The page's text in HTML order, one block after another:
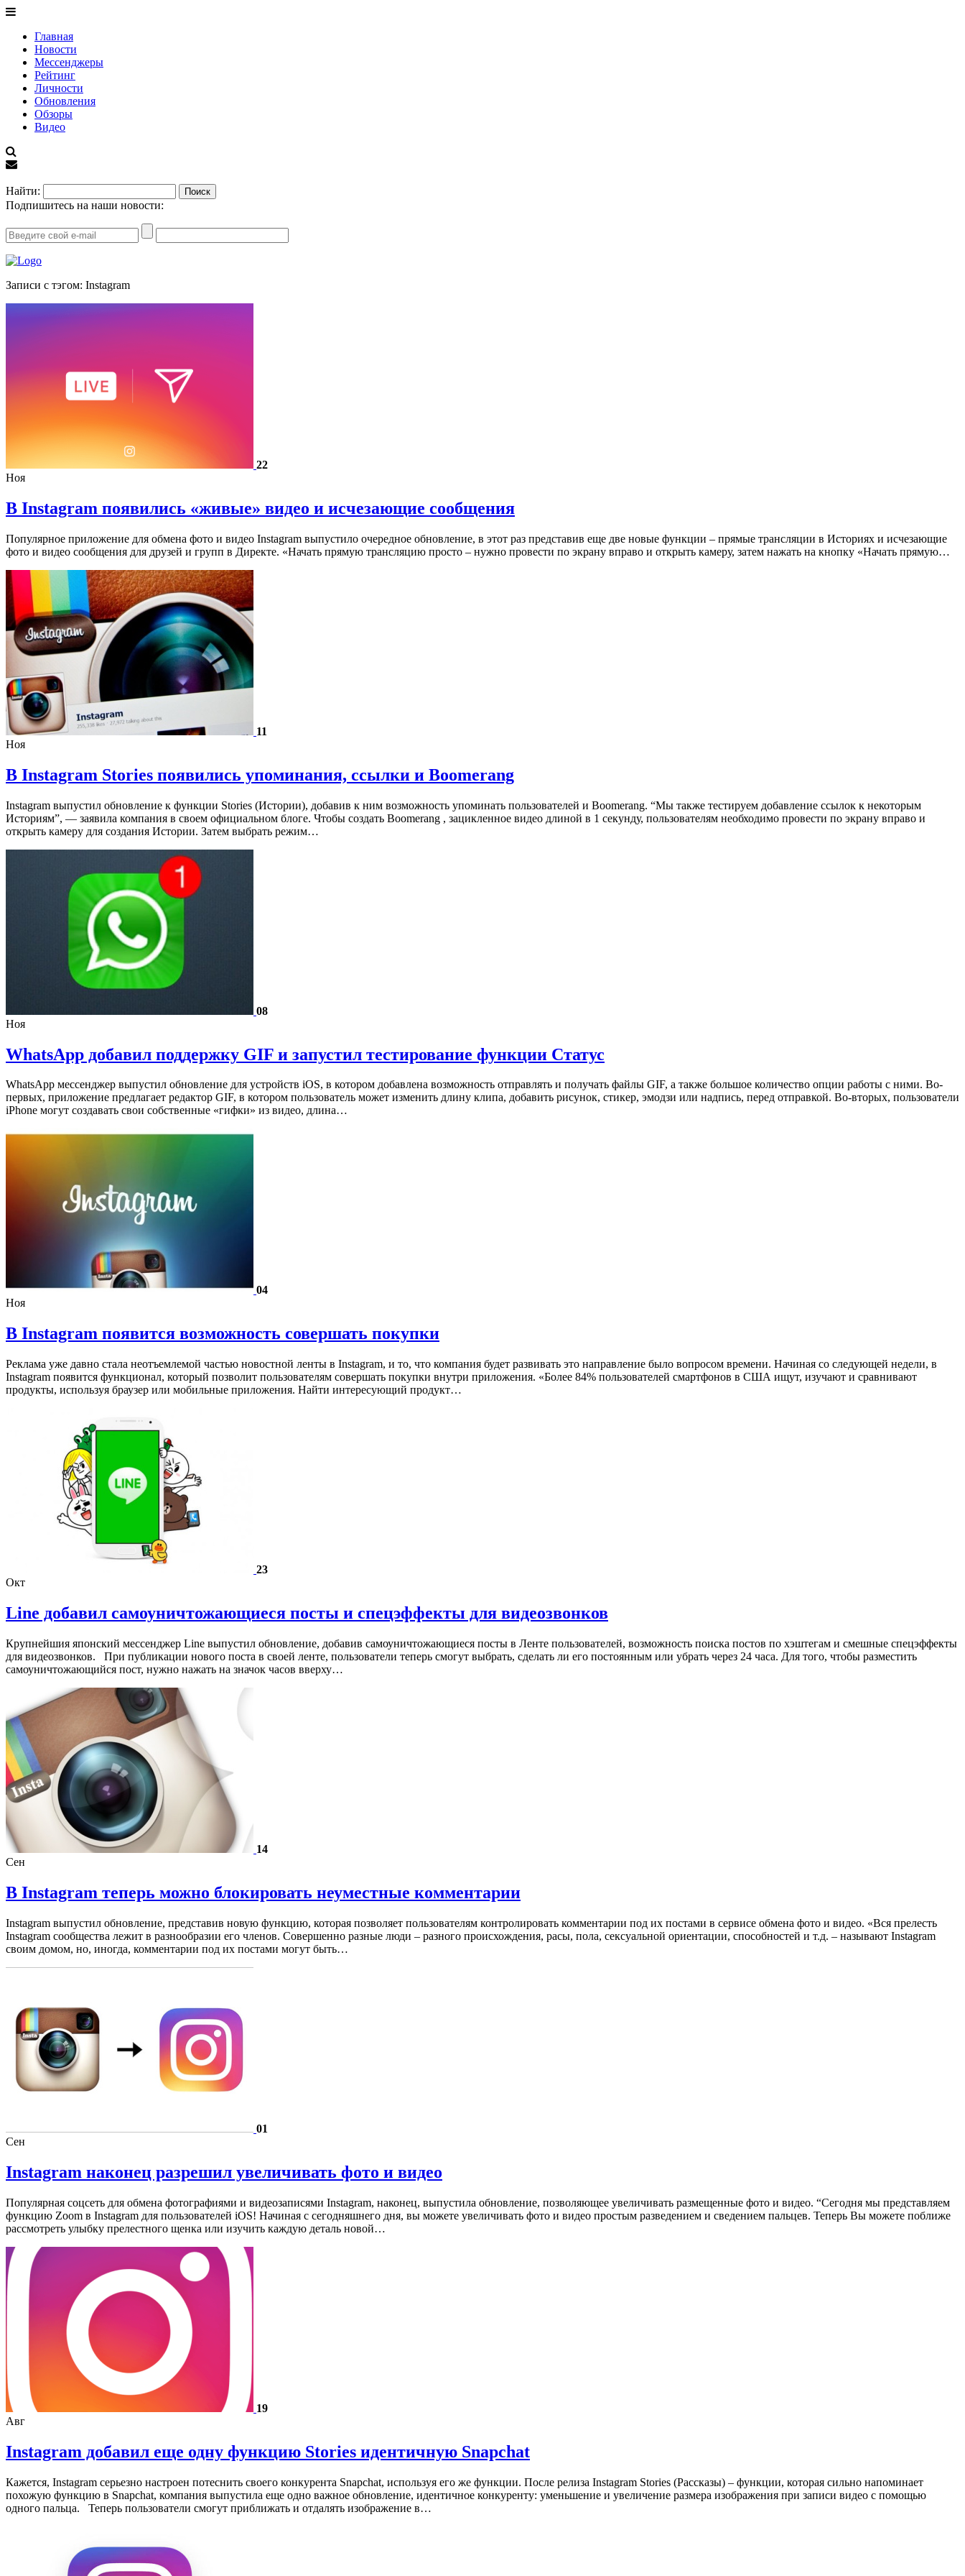
Главная
Новости
Мессенджеры
Рейтинг
Личности
Обновления
Обзоры
Видео
Найти:
Подпишитесь на наши новости:
Записи с тэгом: Instagram
22
Ноя
В Instagram появились «живые» видео и исчезающие сообщения
Популярное приложение для обмена фото и видео Instagram выпустило очередное обновление, в этот раз представив еще две новые функции – прямые трансляции в Историях и исчезающие
фото и видео сообщения для друзей и групп в Директе. «Начать прямую трансляцию просто – нужно провести по экрану вправо и открыть камеру, затем нажать на кнопку «Начать прямую…
11
Ноя
В Instagram Stories появились упоминания, ссылки и Boomerang
Instagram выпустил обновление к функции Stories (Истории), добавив к ним возможность упоминать пользователей и Boomerang. “Мы также тестируем добавление ссылок к некоторым
Историям”, — заявила компания в своем официальном блоге. Чтобы создать Boomerang , зацикленное видео длиной в 1 секунду, пользователям необходимо провести по экрану вправо и
открыть камеру для создания Истории. Затем выбрать режим…
08
Ноя
WhatsApp добавил поддержку GIF и запустил тестирование функции Статус
WhatsApp мессенджер выпустил обновление для устройств iOS, в котором добавлена возможность отправлять и получать файлы GIF, а также большое количество опции работы с ними. Во-
первых, приложение предлагает редактор GIF, в котором пользователь может изменить длину клипа, добавить рисунок, стикер, эмодзи или надпись, перед отправкой. Во-вторых, пользователи
iPhone могут создавать свои собственные «гифки» из видео, длина…
04
Ноя
В Instagram появится возможность совершать покупки
Реклама уже давно стала неотъемлемой частью новостной ленты в Instagram, и то, что компания будет развивать это направление было вопросом времени. Начиная со следующей недели, в
Instagram появится функционал, который позволит пользователям совершать покупки внутри приложения. «Более 84% пользователей смартфонов в США ищут, изучают и сравнивают
продукты, используя браузер или мобильные приложения. Найти интересующий продукт…
23
Окт
Line добавил самоуничтожающиеся посты и спецэффекты для видеозвонков
Крупнейшия японский мессенджер Line выпустил обновление, добавив самоуничтожающиеся посты в Ленте пользователей, возможность поиска постов по хэштегам и смешные спецэффекты
для видеозвонков. При публикации нового поста в своей ленте, пользователи теперь смогут выбрать, сделать ли его постоянным или убрать через 24 часа. Для того, чтобы разместить
самоуничтожающийся пост, нужно нажать на значок часов вверху…
14
Сен
В Instagram теперь можно блокировать неуместные комментарии
Instagram выпустил обновление, представив новую функцию, которая позволяет пользователям контролировать комментарии под их постами в сервисе обмена фото и видео. «Вся прелесть
Instagram сообщества лежит в разнообразии его членов. Совершенно разные люди – разного происхождения, расы, пола, сексуальной ориентации, способностей и т.д. – называют Instagram
своим домом, но, иногда, комментарии под их постами могут быть…
01
Сен
Instagram наконец разрешил увеличивать фото и видео
Популярная соцсеть для обмена фотографиями и видеозаписями Instagram, наконец, выпустила обновление, позволяющее увеличивать размещенные фото и видео. “Сегодня мы представляем
функцию Zoom в Instagram для пользователей iOS! Начиная с сегодняшнего дня, вы можете увеличивать фото и видео простым разведением и сведением пальцев. Теперь Вы можете поближе
рассмотреть улыбку прелестного щенка или изучить каждую деталь новой…
19
Авг
Instagram добавил еще одну функцию Stories идентичную Snapchat
Кажется, Instagram серьезно настроен потеснить своего конкурента Snapchat, используя его же функции. После релиза Instagram Stories (Рассказы) – функции, которая сильно напоминает
похожую функцию в Snapchat, компания выпустила еще одно важное обновление, идентичное конкуренту: уменьшение и увеличение размера изображения при записи видео с помощью
одного пальца. Теперь пользователи смогут приближать и отдалять изображение в…